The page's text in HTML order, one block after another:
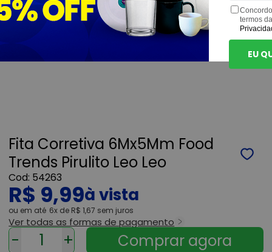
Fita Corretiva 6Mx5Mm Food
Trends Pirulito Leo Leo
54263
R$ 9,99
ou 6x de R$ 1,67 sem juros
Ver todas as formas de pagamento
- +
termos
EU